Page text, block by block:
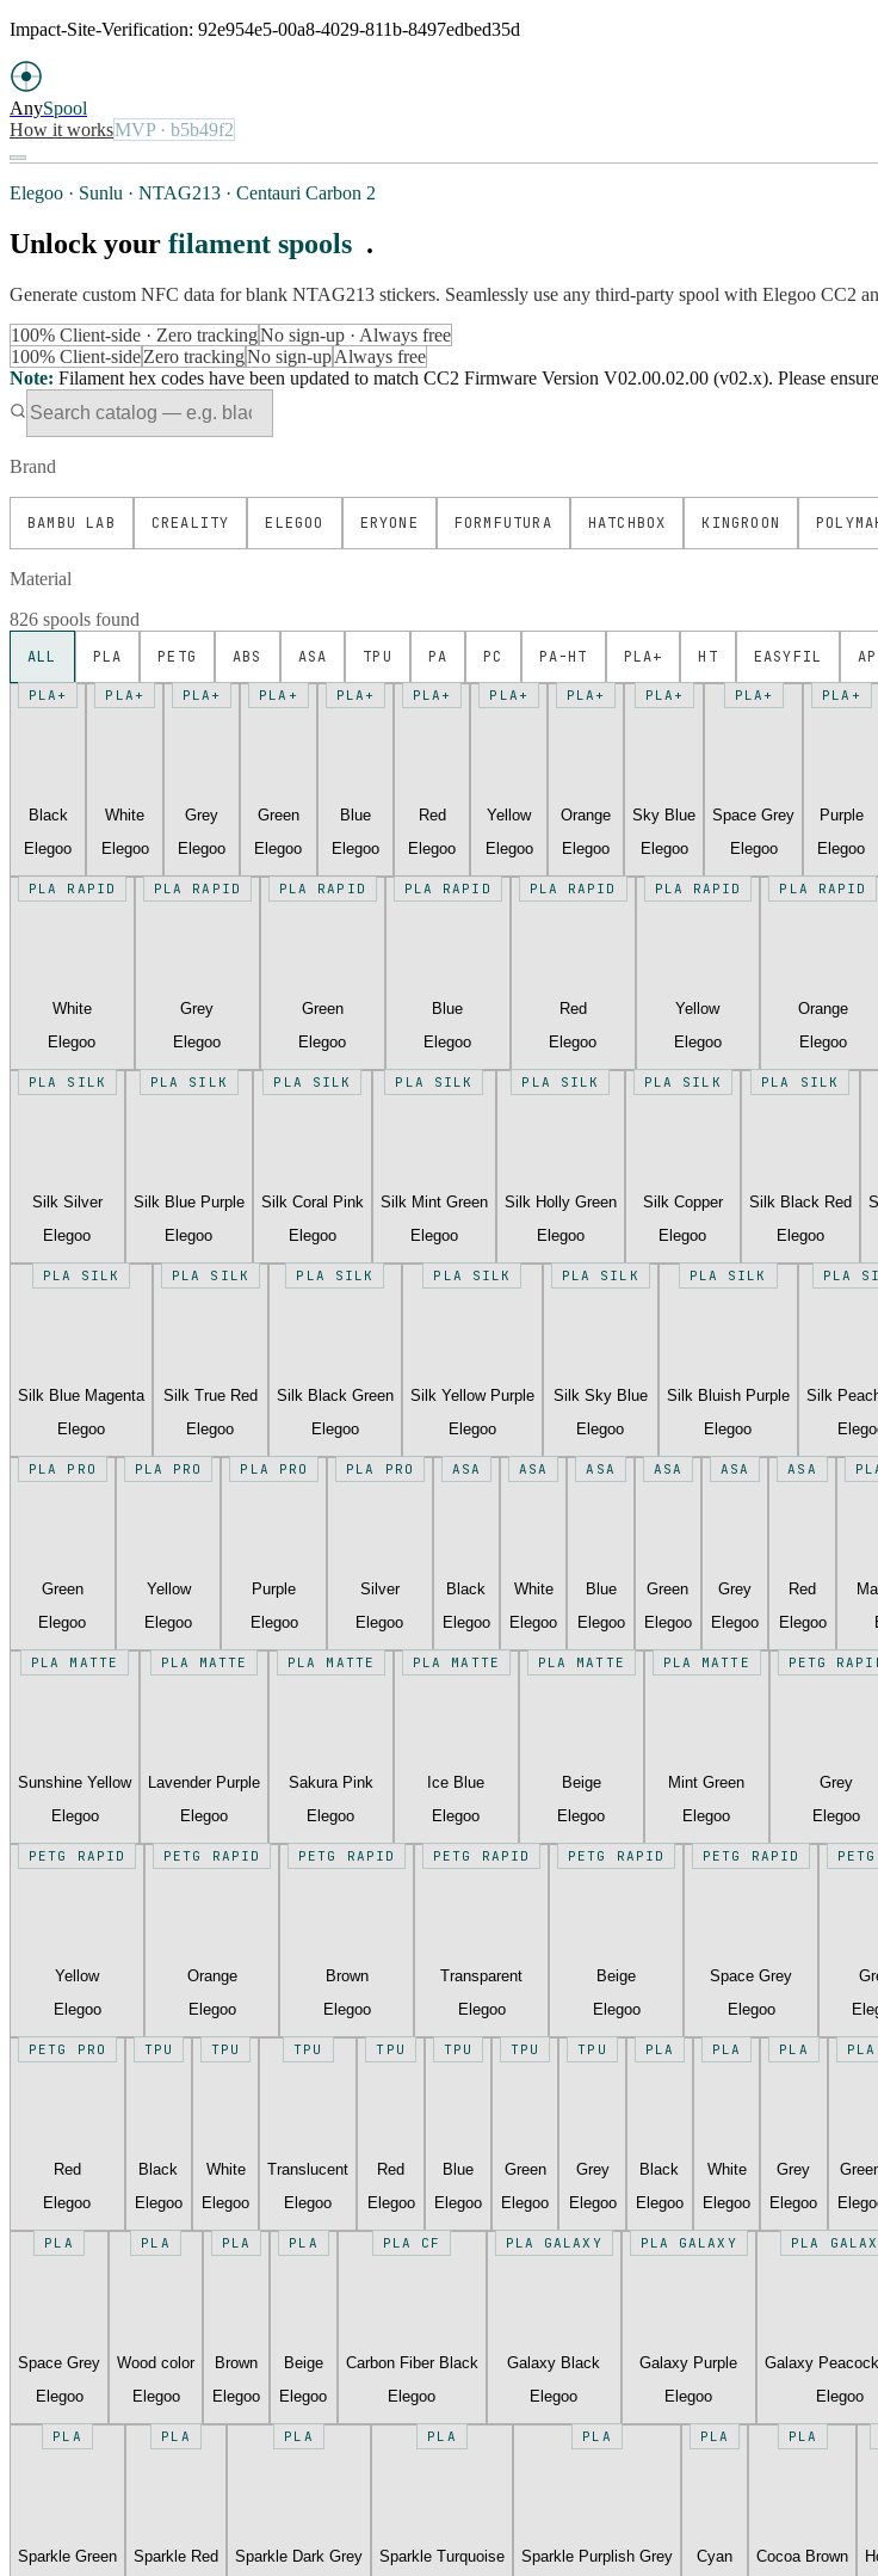
Impact-Site-Verification: 92e954e5-00a8-4029-811b-8497edbed35d
AnySpool
How it worksMVP· b5b49f2
Elegoo · Sunlu · NTAG213 · Centauri Carbon 2
Unlock your filament spools .
Generate custom NFC data for blank NTAG213 stickers. Seamlessly use any third-party spool with Elegoo CC2
100% Client-side · Zero trackingNo sign-up · Always free
100% Client-sideZero trackingNo sign-upAlways free
Note: Filament hex codes have been updated to match CC2 Firmware Version V02.00.02.00 (v02.x). Please
Brand
BAMBU LAB CREALITY ELEGOO ERYONE FORMFUTURA HATCHBOX KINGROON
Material
826 spools found
ALL PLA PETG ABS ASA TPU PA PC PA-HT PLA+ HT EASYFIL
PLA+
Black
Elegoo
PLA+
White
Elegoo
PLA+
Grey
Elegoo
PLA+
Green
Elegoo
PLA+
Blue
Elegoo
PLA+
Red
Elegoo
PLA+
Yellow
Elegoo
PLA+
Orange
Elegoo
PLA+
Sky Blue
Elegoo
PLA+
Space Grey
Elegoo
PLA+
Purple
Elegoo
PLA RAPID
White
Elegoo
PLA RAPID
Grey
Elegoo
PLA RAPID
Green
Elegoo
PLA RAPID
Blue
Elegoo
PLA RAPID
Red
Elegoo
PLA RAPID
Yellow
Elegoo
PLA RAPID
Orange
Elegoo
PLA SILK
Silk Silver
Elegoo
PLA SILK
Silk Blue Purple
Elegoo
PLA SILK
Silk Coral Pink
Elegoo
PLA SILK
Silk Mint Green
Elegoo
PLA SILK
Silk Holly Green
Elegoo
PLA SILK
Silk Copper
Elegoo
PLA SILK
Silk Black Red
Elegoo
PLA SILK
Silk Blue Magenta
Elegoo
PLA SILK
Silk True Red
Elegoo
PLA SILK
Silk Black Green
Elegoo
PLA SILK
Silk Yellow Purple
Elegoo
PLA SILK
Silk Sky Blue
Elegoo
PLA SILK
Silk Bluish Purple
Elegoo
PLA
Silk
PLA PRO
Green
Elegoo
PLA PRO
Yellow
Elegoo
PLA PRO
Purple
Elegoo
PLA PRO
Silver
Elegoo
ASA
Black
Elegoo
ASA
White
Elegoo
ASA
Blue
Elegoo
ASA
Green
Elegoo
ASA
Grey
Elegoo
ASA
Red
Elegoo
PLA MATTE
Sunshine Yellow
Elegoo
PLA MATTE
Lavender Purple
Elegoo
PLA MATTE
Sakura Pink
Elegoo
PLA MATTE
Ice Blue
Elegoo
PLA MATTE
Beige
Elegoo
PLA MATTE
Mint Green
Elegoo
PETG
Grey
Elegoo
PETG RAPID
Yellow
Elegoo
PETG RAPID
Orange
Elegoo
PETG RAPID
Brown
Elegoo
PETG RAPID
Transparent
Elegoo
PETG RAPID
Beige
Elegoo
PETG RAPID
Space Grey
Elegoo
PETG PRO
Red
Elegoo
TPU
Black
Elegoo
TPU
White
Elegoo
TPU
Translucent
Elegoo
TPU
Red
Elegoo
TPU
Blue
Elegoo
TPU
Green
Elegoo
TPU
Grey
Elegoo
PLA
Black
Elegoo
PLA
White
Elegoo
PLA
Grey
Elegoo
PLA
PLA
Space Grey
Elegoo
PLA
Wood color
Elegoo
PLA
Brown
Elegoo
PLA
Beige
Elegoo
PLA CF
Carbon Fiber Black
Elegoo
PLA GALAXY
Galaxy Black
Elegoo
PLA GALAXY
Galaxy Purple
Elegoo
PLA
Galaxy
Elegoo
PLA
Sparkle Green
PLA
Sparkle Red
PLA
Sparkle Dark Grey
PLA
Sparkle Turquoise
PLA
Sparkle Purplish Grey
PLA
Cyan
PLA
Cocoa Brown